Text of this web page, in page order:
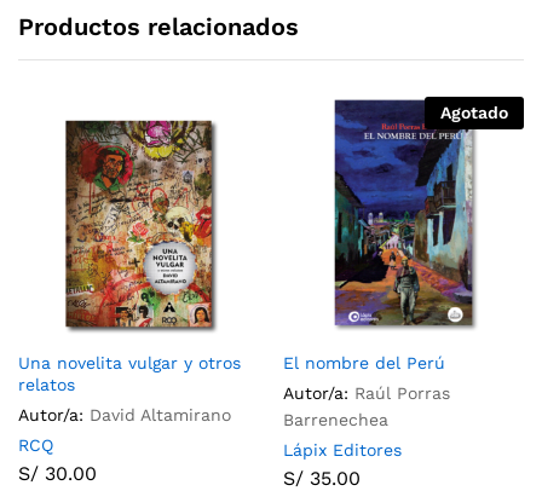
Productos relacionados
Una novelita vulgar y otros
relatos
Autor/a: David Altamirano
RCQ
S/ 30.00
Agotado
El nombre del Perú
Autor/a: Raúl Porras
Barrenechea
Lápix Editores
S/ 35.00